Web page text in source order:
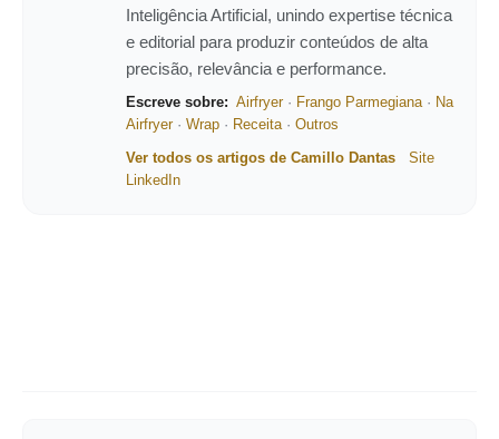
Inteligência Artificial, unindo expertise técnica
e editorial para produzir conteúdos de alta
precisão, relevância e performance.
Escreve sobre: Airfryer· Frango Parmegiana· Na
Airfryer· Wrap · Receita· Outros
Ver todos os artigos de Camillo Dantas
Site
LinkedIn